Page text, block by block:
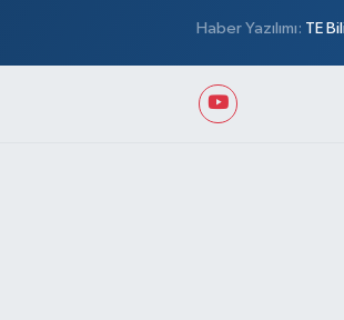
Haber Yazılımı: TE